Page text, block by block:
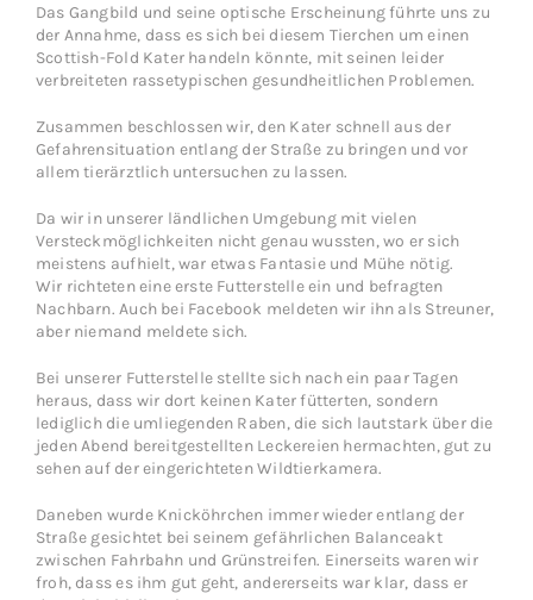
Das Gangbild und seine optische Erscheinung führte uns zu
der Annahme, dass es sich bei diesem Tierchen um einen
Scottish-Fold Kater handeln könnte, mit seinen leider
verbreiteten rassetypischen gesundheitlichen Problemen.
Zusammen beschlossen wir, den Kater schnell aus der
Gefahrensituation entlang der Straße zu bringen und vor
allem tierärztlich untersuchen zu lassen.
Da wir in unserer ländlichen Umgebung mit vielen
Versteckmöglichkeiten nicht genau wussten, wo er sich
meistens aufhielt, war etwas Fantasie und Mühe nötig.
Wir richteten eine erste Futterstelle ein und befragten
Nachbarn. Auch bei Facebook meldeten wir ihn als Streuner,
aber niemand meldete sich.
Bei unserer Futterstelle stellte sich nach ein paar Tagen
heraus, dass wir dort keinen Kater fütterten, sondern
lediglich die umliegenden Raben, die sich lautstark über die
jeden Abend bereitgestellten Leckereien hermachten, gut zu
sehen auf der eingerichteten Wildtierkamera.
Daneben wurde Knicköhrchen immer wieder entlang der
Straße gesichtet bei seinem gefährlichen Balanceakt
zwischen Fahrbahn und Grünstreifen. Einerseits waren wir
froh, dass es ihm gut geht, andererseits war klar, dass er